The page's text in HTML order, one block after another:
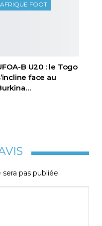
AFRIQUE FOOT
B U20 : le Togo
face au
pas publiée.